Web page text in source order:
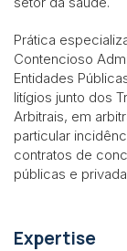
Prática
Contencioso
Entidades
litígios junto dos
Arbitrais, em
particular
contratos de
públicas e
Expertise